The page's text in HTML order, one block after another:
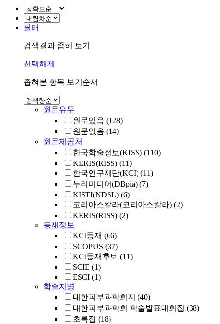
필터
검색결과 좁혀 보기
선택해제
좁혀본 항목 보기순서
원문유무
원문있음 (128)
원문없음 (14)
원문제공처
한국학술정보(KISS) (110)
KERIS(RISS) (11)
한국연구재단(KCI) (11)
누리미디어(DBpia) (7)
KISTI(NDSL) (6)
코리아스칼라(코리아스칼라) (2)
KERIS(RISS) (2)
등재정보
KCI등재 (66)
SCOPUS (37)
KCI등재후보 (11)
SCIE (1)
ESCI (1)
학술지명
대한피부과학회지 (40)
대한피부과학회 학술발표대회집 (38)
초록집 (18)